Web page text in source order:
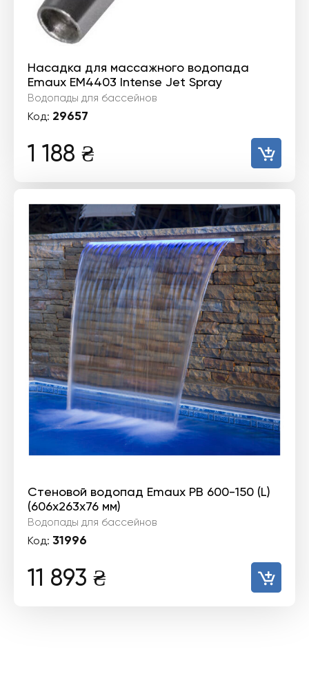
Насадка для массажного водопада
Emaux EM4403 Intense Jet Spray
Водопады для бассейнов
Код: 29657
1 188 ₴
Стеновой водопад Emaux PB 600-150 (L)
(606х263х76 мм)
Водопады для бассейнов
Код: 31996
11 893 ₴